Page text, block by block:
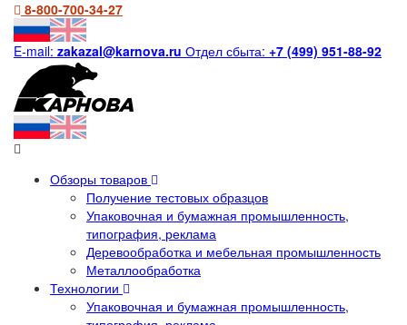
8-800-700-34-27
E-mail: zakazal@karnova.ru Отдел сбыта: +7 (499) 951-88-92
Обзоры товаров
Получение тестовых образцов
Упаковочная и бумажная промышленность,
типография, реклама
Деревообработка и мебельная промышленность
Металлообработка
Технологии
Упаковочная и бумажная промышленность,